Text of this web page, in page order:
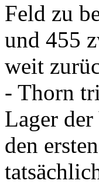
Feld zu
und 455
weit
- Thorn
Lager
den ersten